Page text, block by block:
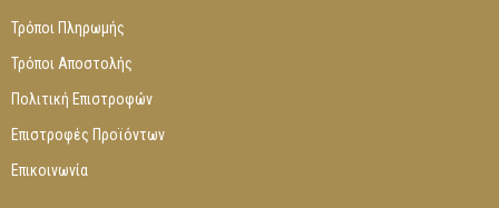
Τρόποι Πληρωμής
Τρόποι Αποστολής
Πολιτική Επιστροφών
Επιστροφές Προϊόντων
Επικοινωνία